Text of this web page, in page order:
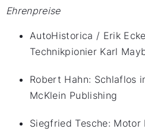
Ehrenpreise
AutoHistorica / Erik
Technikpionier Karl
Robert Hahn: Schlaflos
McKlein Publishing
Siegfried Tesche: Motor